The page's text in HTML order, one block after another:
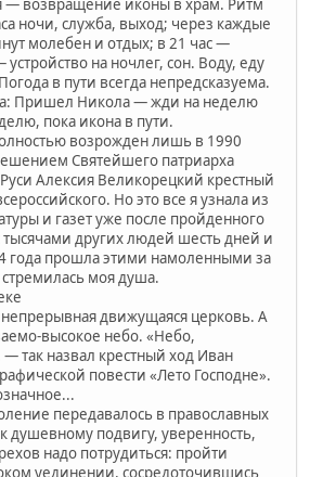
— возвращение иконы в храм. Ритм
ночи, служба, выход; через каждые
молебен и отдых; в 21 час —
на ночлег, сон. Воду, еду
в пути всегда непредсказуема.
Пришел Никола — жди на неделю
пока икона в пути.
возрожден лишь в 1990
Святейшего патриарха
Алексия Великорецкий крестный
Но это все я узнала из
и газет уже после пройденного
тысячами других людей шесть дней и
года прошла этими намоленными за
моя душа.
движущаяся церковь. А
высокое небо. «Небо,
так назвал крестный ход Иван
повести «Лето Господне».
передавалось в православных
душевному подвигу, уверенность,
надо потрудиться: пройти